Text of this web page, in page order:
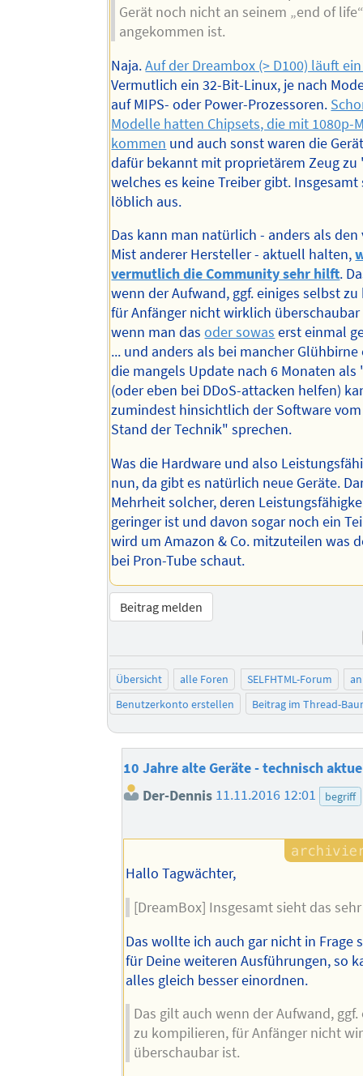
Gerät noch nicht an seinem „end of
angekommen ist.
Naja.Auf der Dreambox (> D100) läuft
Vermutlich ein 32-Bit-Linux, je nach
auf MIPS- oder Power-Prozessoren.
Modelle hatten Chipsets, die mit 1080p-
kommen und auch sonst waren die
dafür bekannt mit proprietärem Zeug zu
welches es keine Treiber gibt.
löblich aus.
Das kann man natürlich - anders als
Mist anderer Hersteller - aktuell halten,
vermutlich die Community sehr hilft.
wenn der Aufwand, ggf. einiges selbst
für Anfänger nicht wirklich überschaubar
wenn man dasoder sowas erst einmal
... und anders als bei mancher Glühbirne
die mangels Update nach 6 Monaten
(oder eben bei DDoS-attacken helfen)
zumindest hinsichtlich der Software
Stand der Technik" sprechen.
Was die Hardware und also
nun, da gibt es natürlich neue Geräte.
Mehrheit solcher, deren
geringer ist und davon sogar noch ein
wird um Amazon & Co. mitzuteilen was
bei Pron-Tube schaut.
Beitrag melden
Übersicht alle Foren SELFHTML-Forum
Benutzerkonto erstellen
Beitrag im Thread-
10 Jahre alte Geräte - technisch
Der-Dennis 11.11.2016 12:01 begriff
Hallo Tagwächter,
[DreamBox] Insgesamt sieht das
Das wollte ich auch gar nicht in Frage
für Deine weiteren Ausführungen, so
alles gleich besser einordnen.
Das gilt auch wenn der Aufwand,
zu kompilieren, für Anfänger nicht
überschaubar ist.